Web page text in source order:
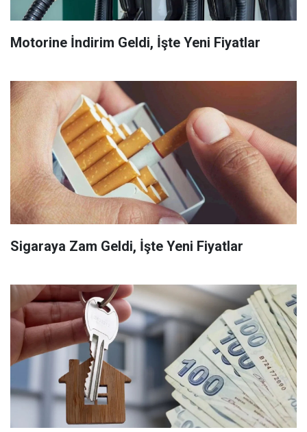
Motorine İndirim Geldi, İşte Yeni Fiyatlar
Sigaraya Zam Geldi, İşte Yeni Fiyatlar